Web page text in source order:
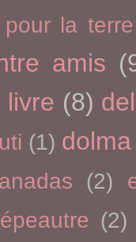
pour la terre
amis
livre (8)
(1) dolma
(2)
épeautre (2)